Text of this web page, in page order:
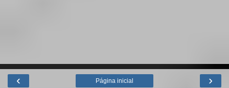
‹ ›
Página inicial